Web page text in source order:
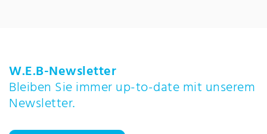
W.E.B-Newsletter
Bleiben Sie immer up-to-date mit unserem
Newsletter.